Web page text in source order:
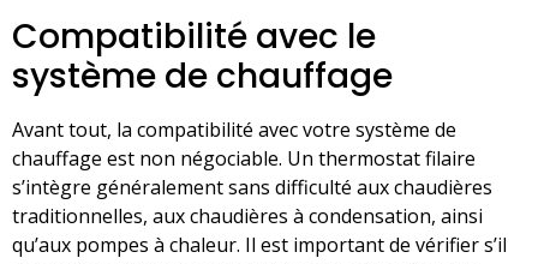
Compatibilité avec le
système de chauffage
Avant tout, la compatibilité avec votre système de
chauffage est non négociable. Un thermostat filaire
s’intègre généralement sans difficulté aux chaudières
traditionnelles, aux chaudières à condensation, ainsi
qu’aux pompes à chaleur. Il est important de vérifier s’il